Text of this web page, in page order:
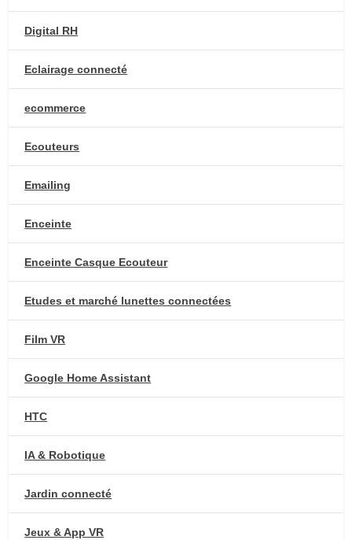
Digital RH
Eclairage connecté
ecommerce
Ecouteurs
Emailing
Enceinte
Enceinte Casque Ecouteur
Etudes et marché lunettes connectées
Film VR
Google Home Assistant
HTC
IA & Robotique
Jardin connecté
Jeux & App VR